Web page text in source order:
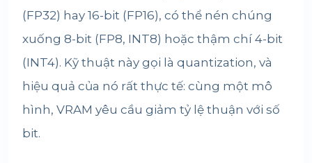
(FP32) hay 16-bit (FP16), có thể nén chúng
xuống 8-bit (FP8, INT8) hoặc thậm chí 4-bit
(INT4). Kỹ thuật này gọi là quantization, và
hiệu quả của nó rất thực tế: cùng một mô
hình, VRAM yêu cầu giảm tỷ lệ thuận với số
bit.